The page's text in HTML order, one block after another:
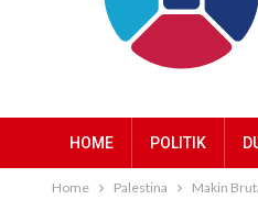
HOME POLITIK
Home Palestina Makin